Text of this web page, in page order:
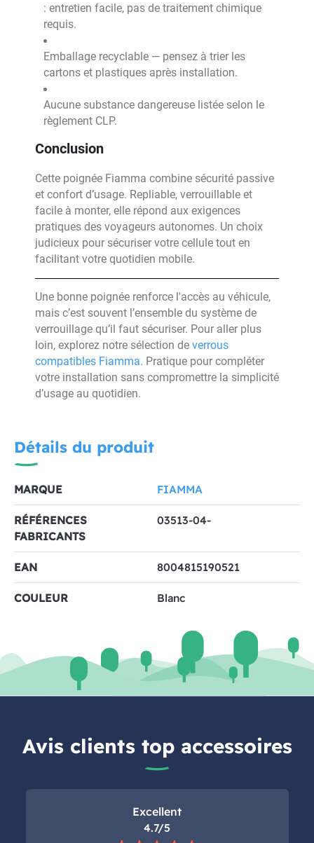
: entretien facile, pas de traitement chimique
requis.
Emballage recyclable — pensez à trier les
cartons et plastiques après installation.
Aucune substance dangereuse listée selon le
règlement CLP.
Conclusion
Cette poignée Fiamma combine sécurité passive
et confort d’usage. Repliable, verrouillable et
facile à monter, elle répond aux exigences
pratiques des voyageurs autonomes. Un choix
judicieux pour sécuriser votre cellule tout en
facilitant votre quotidien mobile.
Une bonne poignée renforce l'accès au véhicule,
mais c’est souvent l’ensemble du système de
verrouillage qu’il faut sécuriser. Pour aller plus
loin, explorez notre sélection de verrous
compatibles Fiamma. Pratique pour compléter
votre installation sans compromettre la simplicité
d’usage au quotidien.
Détails du produit
MARQUE FIAMMA
RÉFÉRENCES
FABRICANTS
03513-04-
EAN 8004815190521
COULEUR Blanc
Avis clients top accessoires
Excellent
4.7/5